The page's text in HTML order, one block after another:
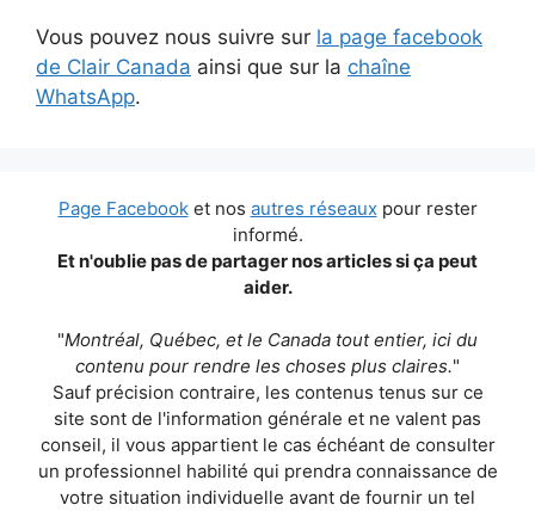
Vous pouvez nous suivre sur la page facebook
de Clair Canada ainsi que sur la chaîne
WhatsApp.
Page Facebooket nos autres réseauxpour rester
informé.
Et n'oublie pas de partager nos articles si ça peut
aider.
"Montréal, Québec, et le Canada tout entier, ici du
contenu pour rendre les choses plus claires."
Sauf précision contraire, les contenus tenus sur ce
site sont de l'information générale et ne valent pas
conseil, il vous appartient le cas échéant de consulter
un professionnel habilité qui prendra connaissance de
votre situation individuelle avant de fournir un tel